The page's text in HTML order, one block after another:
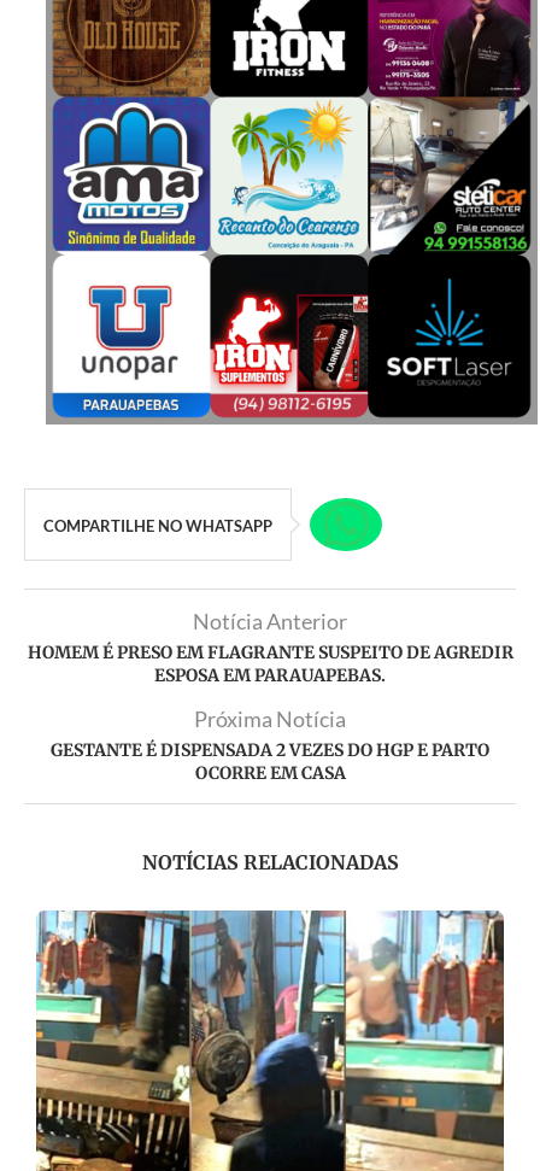
COMPARTILHE NO WHATSAPP
Notícia Anterior
HOMEM É PRESO EM FLAGRANTE SUSPEITO DE AGREDIR
ESPOSA EM PARAUAPEBAS.
Próxima Notícia
GESTANTE É DISPENSADA 2 VEZES DO HGP E PARTO
OCORRE EM CASA
NOTÍCIAS RELACIONADAS